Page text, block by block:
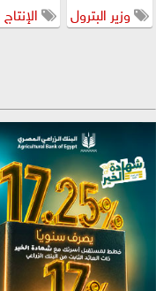
وزير البترول